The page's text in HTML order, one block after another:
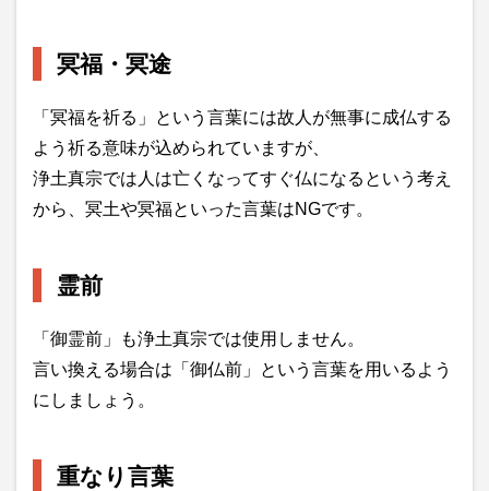
冥福・冥途
「冥福を祈る」という言葉には故人が無事に成仏する
よう祈る意味が込められていますが、
浄土真宗では人は亡くなってすぐ仏になるという考え
から、冥土や冥福といった言葉はNGです。
霊前
「御霊前」も浄土真宗では使用しません。
言い換える場合は「御仏前」という言葉を用いるよう
にしましょう。
重なり言葉